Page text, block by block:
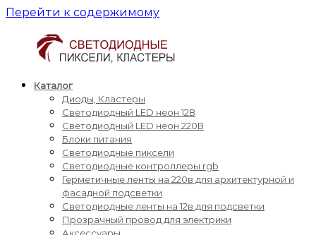
Перейти к содержимому
Светодиодные
пиксели
кластеры
Производство
доставка
светодиодные
пиксели,
кластеры,
светодиодный
Каталог
Диоды, Кластеры
Светодиодный LED неон 12В
Светодиодный LED неон 220В
Блоки питания
Светодиодные пиксели
Светодиодные контроллеры rgb
Герметичные ленты на 220в для архитектурной и
фасадной подсветки
Светодиодные ленты на 12в для подсветки
Прозрачный провод для электрики